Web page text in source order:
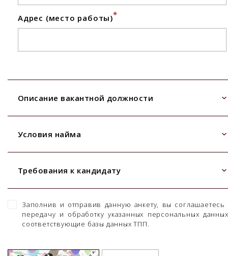
Адрес (место работы)*
Описание вакантной должности
Условия найма
Требования к кандидату
Заполнив и отправив данную анкету, вы соглашаетесь
передачу и обработку указанных персональных
соответствующие базы данных ТПП.